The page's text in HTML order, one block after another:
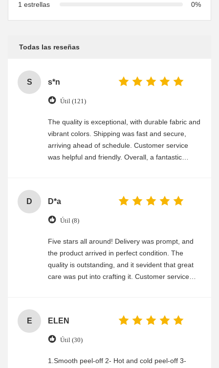
1 estrellas
0%
Todas las reseñas
S s*n
Útil (121)
The quality is exceptional, with durable fabric and
vibrant colors. Shipping was fast and secure,
arriving ahead of schedule. Customer service
was helpful and friendly. Overall, a fantastic
D D*a
Útil (8)
Five stars all around! Delivery was prompt, and
the product arrived in perfect condition. The
quality is outstanding, and it sevident that great
care was put into crafting it. Customer service
E ELEN
Útil (30)
1.Smooth peel-off 2- Hot and cold peel-off 3-